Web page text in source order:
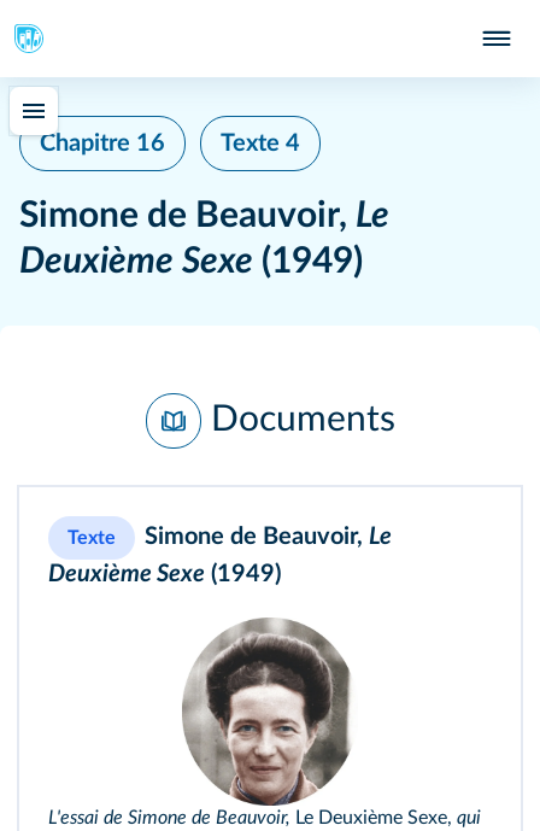
Chapitre 16 Texte 4
Simone de Beauvoir, Le
Deuxième Sexe (1949)
Documents
Texte Simone de Beauvoir, Le
Deuxième Sexe (1949)
L'essai de Simone de Beauvoir, Le Deuxième Sexe, qui